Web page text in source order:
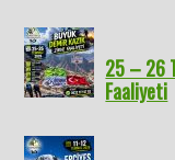
25 – 26
Faaliyeti